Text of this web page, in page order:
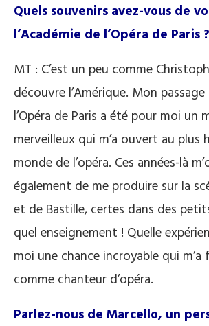
Quels souvenirs avez-vous de
l’Académie de l’Opéra de Paris ?
MT : C’est un peu comme
découvre l’Amérique. Mon passage
l’Opéra de Paris a été pour moi un
merveilleux qui m’a ouvert au plus
monde de l’opéra. Ces années-là
également de me produire sur la
et de Bastille, certes dans des
quel enseignement ! Quelle
moi une chance incroyable qui
comme chanteur d’opéra.
Parlez-nous de Marcello, un